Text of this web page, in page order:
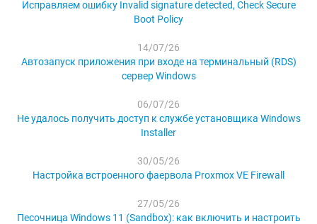
Исправляем ошибку Invalid signature detected, Check Secure
Boot Policy
14/07/26
Автозапуск приложения при входе на терминальный (RDS)
сервер Windows
06/07/26
Не удалось получить доступ к службе установщика Windows
Installer
30/05/26
Настройка встроенного фаервола Proxmox VE Firewall
27/05/26
Песочница Windows 11 (Sandbox): как включить и настроить